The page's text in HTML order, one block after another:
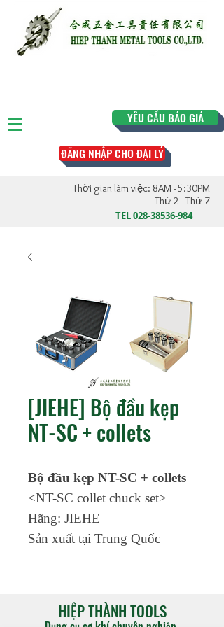
YÊU CẦU BÁO GIÁ
ĐĂNG NHẬP CHO ĐẠI LÝ
Thời gian làm việc: 8AM - 5:30PM
Thứ 2 - Thứ 7
TEL028-38536-984
[JIEHE] Bộ đầu kẹp
NT-SC + collets
Bộ đầu kẹp NT-SC + collets
<NT-SC collet chuck set>
Hãng: JIEHE
Sản xuất tại Trung Quốc
HIỆP THÀNH TOOLS